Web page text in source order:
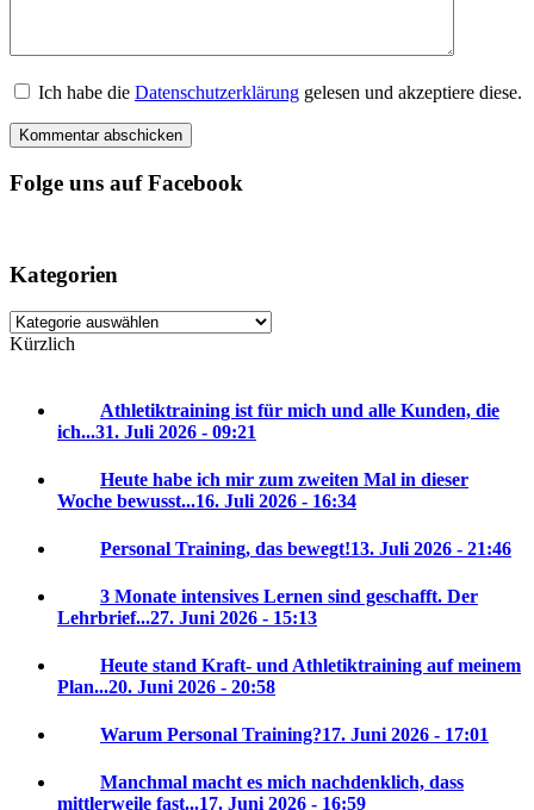
Ich habe die Datenschutzerklärung gelesen und akzeptiere diese.
Folge uns auf Facebook
Kategorien
Kategorien
Kürzlich
Athletiktraining ist für mich und alle Kunden, die
ich...31. Juli 2026 - 09:21
Heute habe ich mir zum zweiten Mal in dieser
Woche bewusst...16. Juli 2026 - 16:34
Personal Training, das bewegt!13. Juli 2026 - 21:46
3 Monate intensives Lernen sind geschafft. Der
Lehrbrief...27. Juni 2026 - 15:13
Heute stand Kraft- und Athletiktraining auf meinem
Plan...20. Juni 2026 - 20:58
Warum Personal Training?17. Juni 2026 - 17:01
Manchmal macht es mich nachdenklich, dass
mittlerweile fast...17. Juni 2026 - 16:59